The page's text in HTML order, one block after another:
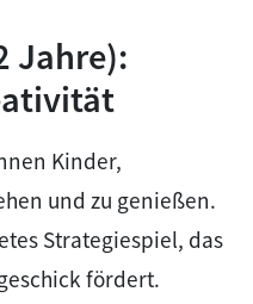
Jahre):
Kinder,
und zu genießen.
Strategiespiel, das
fördert.